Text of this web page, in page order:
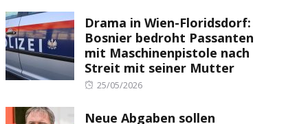
Drama in Wien-Floridsdorf:
Bosnier bedroht Passanten
mit Maschinenpistole nach
Streit mit seiner Mutter
Posted
25/05/2026
Neue Abgaben sollen